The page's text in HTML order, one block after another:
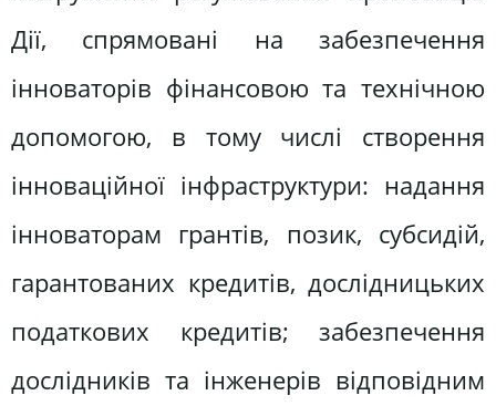
Дії, спрямовані на забезпечення
інноваторів фінансовою та технічною
допомогою, в тому числі створення
інноваційної інфраструктури: надання
інноваторам грантів, позик, субсидій,
гарантованих кредитів, дослідницьких
податкових кредитів; забезпечення
дослідників та інженерів відповідним